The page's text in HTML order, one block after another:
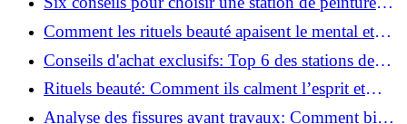
basse pression
Comment les rituels beauté apaisent le mental et
créent des moments pour soi ?
Conseils d'achat exclusifs: Top 6 des stations de
peinture basse pression incontournables!
Rituels beauté: Comment ils calment l’esprit et
chouchoutent votre âme!
Analyse des fissures avant travaux: Comment bien